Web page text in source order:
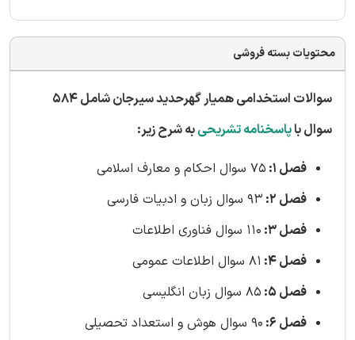
محتویات بسته فروشی
سوالات استخدامی همیار گهرحدید سیرجان شامل 584
سوال باپاسخنامه تشریحیبه شرح زیر:
فصل 1:
75 سوال احکام و معارف اسلامی
فصل 2:
93 سوال زبان و ادبیات فارسی
فصل 3:
110 سوال فناوری اطلاعات
فصل 4:
81 سوال اطلاعات عمومی
فصل 5:
85 سوال زبان انگلیسی
فصل 6:
90 سوال هوش و استعداد تحصیلی